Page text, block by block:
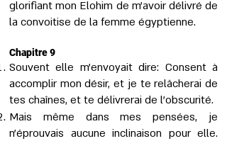
glorifiant mon Elohim de m'avoir délivré de
la convoitise de la femme égyptienne.
Chapitre 9
Souvent elle m’envoyait dire: Consent à
accomplir mon désir, et je te relâcherai de
tes chaînes, et te délivrerai de l'obscurité.
Mais même dans mes pensées, je
n'éprouvais aucune inclinaison pour elle.